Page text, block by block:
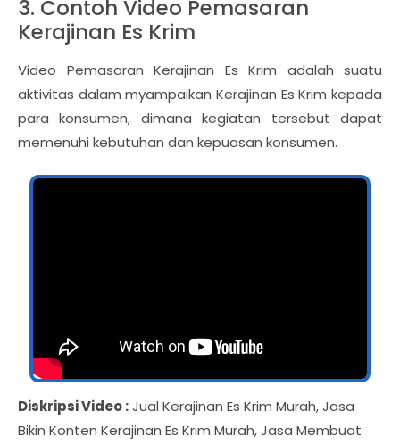
3. Contoh Video Pemasaran
Kerajinan Es Krim
Video Pemasaran Kerajinan Es Krim adalah suatu
aktivitas dalam myampaikan Kerajinan Es Krim kepada
para konsumen, dimana kegiatan tersebut dapat
memenuhi kebutuhan dan kepuasan konsumen.
Diskripsi Video :Jual Kerajinan Es Krim Murah, Jasa
Bikin Konten Kerajinan Es Krim Murah, Jasa Membuat